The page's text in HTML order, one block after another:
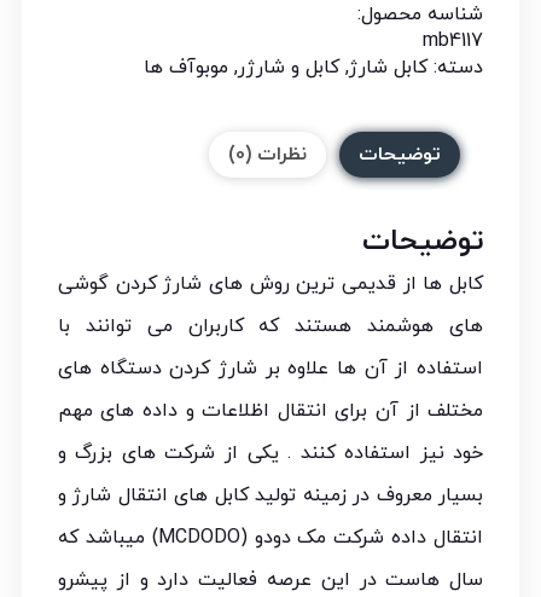
شناسه محصول:
mb4117
دسته:کابل شارژ,کابل و شارژر, موبوآف ها
توضیحات نظرات (0)
توضیحات
کابل ها از قدیمی ترین روش های شارژ کردن گوشی
های هوشمند هستند که کاربران می توانند با
استفاده از آن ها علاوه بر شارژ کردن دستگاه های
مختلف از آن برای انتقال اظلاعات و داده های مهم
خود نیز استفاده کنند . یکی از شرکت های بزرگ و
بسیار معروف در زمینه تولید کابل های انتقال شارژ و
انتقال داده شرکت مک دودو (MCDODO) میباشد که
سال هاست در این عرصه فعالیت دارد و از پیشرو